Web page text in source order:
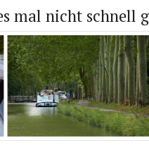
mal nicht schnell